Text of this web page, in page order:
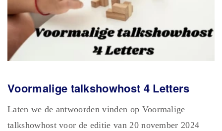
Voormalige talkshowhost 4 Letters
Laten we de antwoorden vinden op Voormalige
talkshowhost voor de editie van 20 november 2024